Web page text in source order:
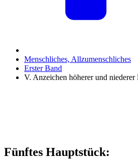
Menschliches, Allzumenschliches
Erster Band
V. Anzeichen höherer und
Fünftes Hauptstück: